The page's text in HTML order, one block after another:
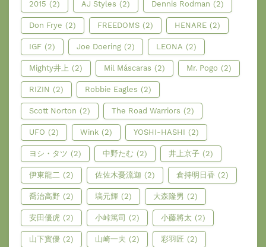
2015 (2) AJ Styles (2) Dennis Rodman (2)
Don Frye (2) FREEDOMS (2) HENARE (2)
IGF (2) Joe Doering (2) LEONA (2)
Mighty井上 (2) Mil Máscaras (2) Mr. Pogo (2)
RIZIN (2) Robbie Eagles (2)
Scott Norton (2) The Road Warriors (2)
UFO (2) Wink (2) YOSHI-HASHI (2)
ヨシ・タツ (2) 中野たむ (2) 井上京子 (2)
伊東龍二 (2) 佐佐木憂流迦 (2) 倉持明日香 (2)
喬治高野 (2) 塙元輝 (2) 大森隆男 (2)
安田優虎 (2) 小峠篤司 (2) 小藤將太 (2)
山下實優 (2) 山崎一夫 (2) 彩羽匠 (2)